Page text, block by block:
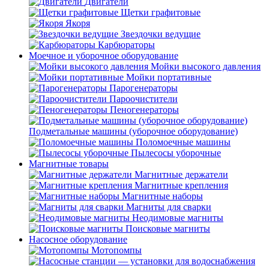
Щетки графитовые
Якоря
Звездочки ведущие
Карбюраторы
Моечное и уборочное оборудование
Мойки высокого давления
Мойки портативные
Парогенераторы
Пароочистители
Пеногенераторы
Подметальные машины (уборочное оборудование)
Поломоечные машины
Пылесосы уборочные
Магнитные товары
Магнитные держатели
Магнитные крепления
Магнитные наборы
Магниты для сварки
Неодимовые магниты
Поисковые магниты
Насосное оборудование
Мотопомпы